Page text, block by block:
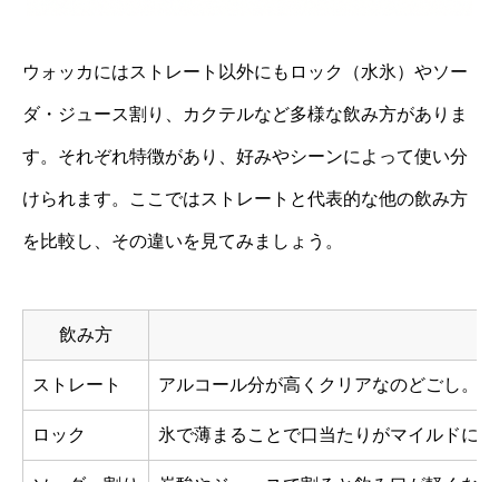
ウォッカにはストレート以外にもロック（水氷）やソー
ダ・ジュース割り、カクテルなど多様な飲み方がありま
す。それぞれ特徴があり、好みやシーンによって使い分
けられます。ここではストレートと代表的な他の飲み方
を比較し、その違いを見てみましょう。
飲み方
ストレート アルコール分が高くクリアなのどごし。
ロック 氷で薄まることで口当たりがマイルドに